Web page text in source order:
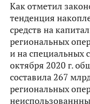
Как отметил
тенденция
средств на
региональных
и на специальных
октября 2020 г.
составила 267
региональных